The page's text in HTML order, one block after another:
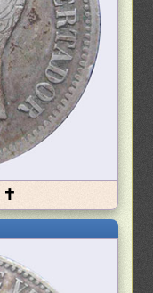
✝